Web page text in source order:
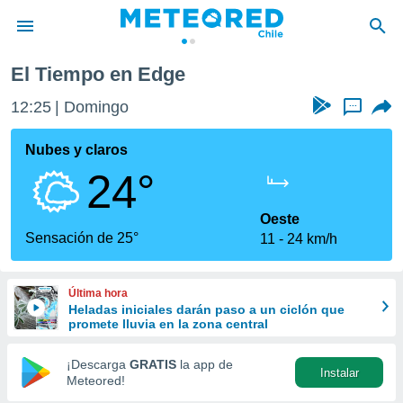
de
por
que se
calidad.
a este
las
y
forma
digital
basada
El Tiempo en Edge
12:25 Domingo ...
Nubes y claros
24°
Sensación de 25°
Oeste
11
24 km/h
Última hora
Heladas iniciales darán paso a un ciclón que
promete lluvia en la zona central
¡Descarga GRATIS la app de
Meteored!
Instalar